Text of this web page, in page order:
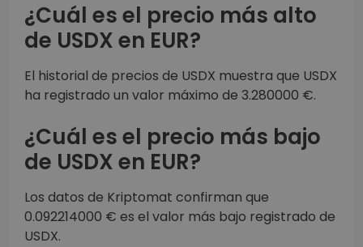
¿Cuál es el precio más alto
de USDX en EUR?
El historial de precios de USDX muestra que USDX
ha registrado un valor máximo de 3.280000 €.
¿Cuál es el precio más bajo
de USDX en EUR?
Los datos de Kriptomat confirman que
0.092214000 € es el valor más bajo registrado de
USDX.